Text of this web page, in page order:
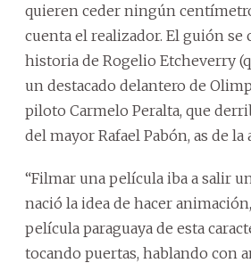
quieren ceder ningún
cuenta el realizador. El guión se
historia de Rogelio Etcheverry
un destacado delantero de
piloto Carmelo Peralta, que
del mayor Rafael Pabón, as de
“Filmar una película iba a salir
nació la idea de hacer
película paraguaya de esta
tocando puertas, hablando con